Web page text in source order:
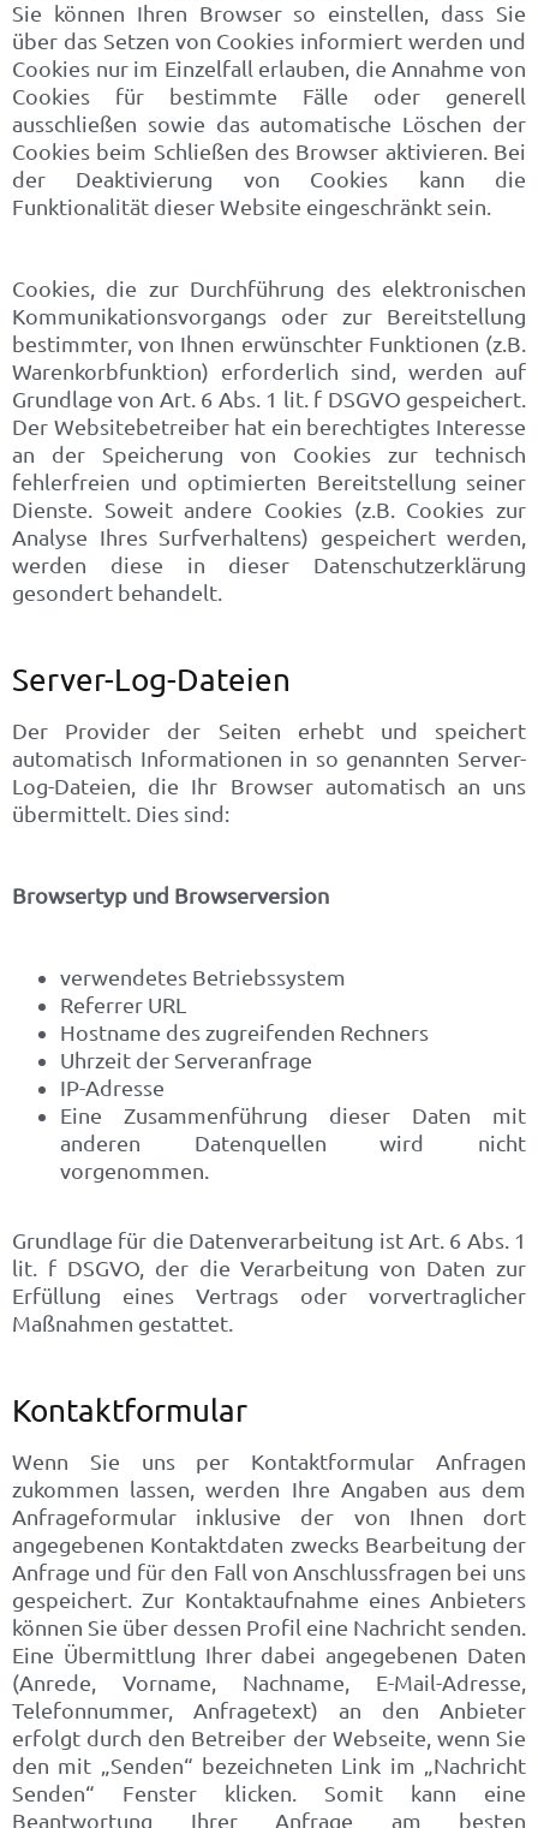
Sie können Ihren Browser so einstellen, dass Sie
über das Setzen von Cookies informiert werden und
Cookies nur im Einzelfall erlauben, die Annahme von
Cookies für bestimmte Fälle oder generell
ausschließen sowie das automatische Löschen der
Cookies beim Schließen des Browser aktivieren. Bei
der Deaktivierung von Cookies kann die
Funktionalität dieser Website eingeschränkt sein.
Cookies, die zur Durchführung des elektronischen
Kommunikationsvorgangs oder zur Bereitstellung
bestimmter, von Ihnen erwünschter Funktionen (z.B.
Warenkorbfunktion) erforderlich sind, werden auf
Grundlage von Art. 6 Abs. 1 lit. f DSGVO gespeichert.
Der Websitebetreiber hat ein berechtigtes Interesse
an der Speicherung von Cookies zur technisch
fehlerfreien und optimierten Bereitstellung seiner
Dienste. Soweit andere Cookies (z.B. Cookies zur
Analyse Ihres Surfverhaltens) gespeichert werden,
werden diese in dieser Datenschutzerklärung
gesondert behandelt.
Server-Log-Dateien
Der Provider der Seiten erhebt und speichert
automatisch Informationen in so genannten Server-
Log-Dateien, die Ihr Browser automatisch an uns
übermittelt. Dies sind:
Browsertyp und Browserversion
verwendetes Betriebssystem
Referrer URL
Hostname des zugreifenden Rechners
Uhrzeit der Serveranfrage
IP-Adresse
Eine Zusammenführung dieser Daten mit
anderen Datenquellen wird nicht
vorgenommen.
Grundlage für die Datenverarbeitung ist Art. 6 Abs. 1
lit. f DSGVO, der die Verarbeitung von Daten zur
Erfüllung eines Vertrags oder vorvertraglicher
Maßnahmen gestattet.
Kontaktformular
Wenn Sie uns per Kontaktformular Anfragen
zukommen lassen, werden Ihre Angaben aus dem
Anfrageformular inklusive der von Ihnen dort
angegebenen Kontaktdaten zwecks Bearbeitung der
Anfrage und für den Fall von Anschlussfragen bei uns
gespeichert. Zur Kontaktaufnahme eines Anbieters
können Sie über dessen Profil eine Nachricht senden.
Eine Übermittlung Ihrer dabei angegebenen Daten
(Anrede, Vorname, Nachname, E-Mail-Adresse,
Telefonnummer, Anfragetext) an den Anbieter
erfolgt durch den Betreiber der Webseite, wenn Sie
den mit „Senden“ bezeichneten Link im „Nachricht
Senden“ Fenster klicken. Somit kann eine
Beantwortung Ihrer Anfrage am besten